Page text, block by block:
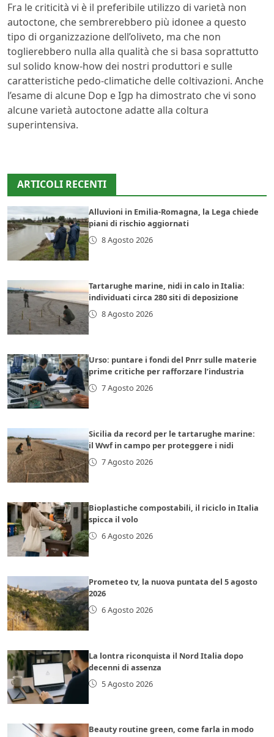
Fra le criticità vi è il preferibile utilizzo di varietà non
autoctone, che sembrerebbero più idonee a questo
tipo di organizzazione dell’oliveto, ma che non
toglierebbero nulla alla qualità che si basa soprattutto
sul solido know-how dei nostri produttori e sulle
caratteristiche pedo-climatiche delle coltivazioni. Anche
l’esame di alcune Dop e Igp ha dimostrato che vi sono
alcune varietà autoctone adatte alla coltura
superintensiva.
ARTICOLI RECENTI
Alluvioni in Emilia-Romagna, la Lega chiede
piani di rischio aggiornati
8 Agosto 2026
Tartarughe marine, nidi in calo in Italia:
individuati circa 280 siti di deposizione
8 Agosto 2026
Urso: puntare i fondi del Pnrr sulle materie
prime critiche per rafforzare l’industria
7 Agosto 2026
Sicilia da record per le tartarughe marine:
il Wwf in campo per proteggere i nidi
7 Agosto 2026
Bioplastiche compostabili, il riciclo in Italia
spicca il volo
6 Agosto 2026
Prometeo tv, la nuova puntata del 5 agosto
2026
6 Agosto 2026
La lontra riconquista il Nord Italia dopo
decenni di assenza
5 Agosto 2026
Beauty routine green, come farla in modo